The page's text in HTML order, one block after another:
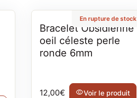
En rupture de stock
Bracelet Obsidienne
oeil céleste perle
ronde 6mm
Prix normal
12,00€ visibilityVoir le produit